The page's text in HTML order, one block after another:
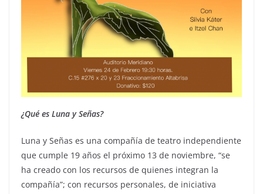
¿Qué es Luna y Señas?
Luna y Señas es una compañía de teatro independiente
que cumple 19 años el próximo 13 de noviembre, “se
ha creado con los recursos de quienes integran la
compañía”; con recursos personales, de iniciativa